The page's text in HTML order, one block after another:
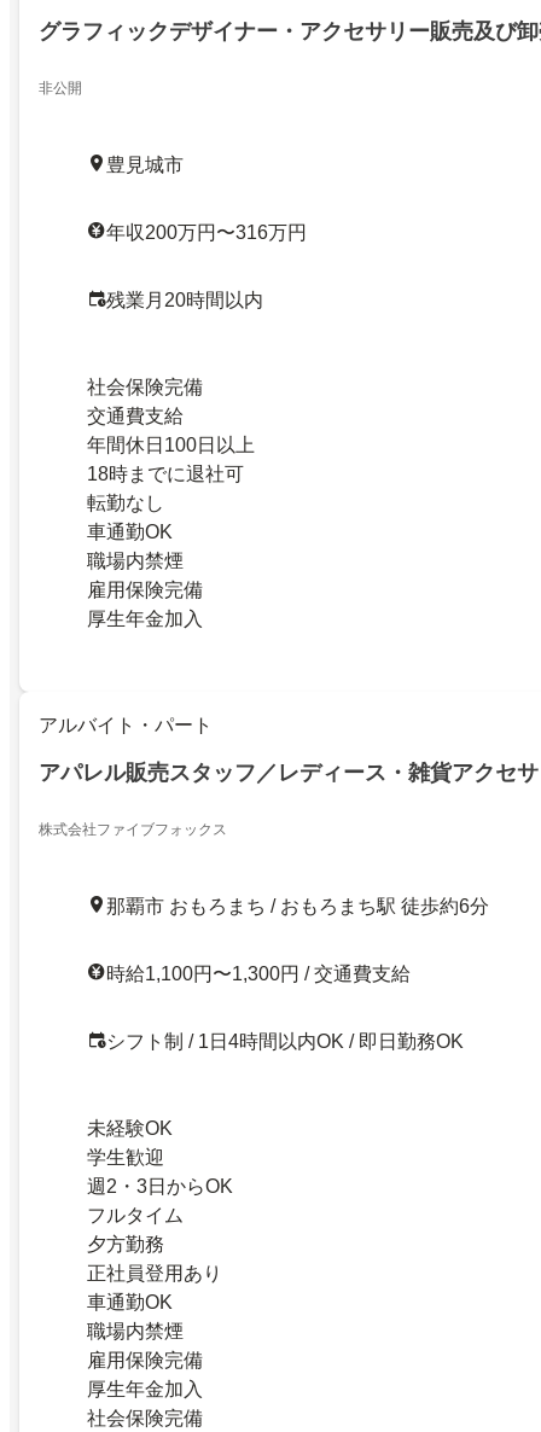
グラフィックデザイナー・アクセサリー販売及び
非公開
豊見城市
年収200万円〜316万円
残業月20時間以内
社会保険完備
交通費支給
年間休日100日以上
18時までに退社可
転勤なし
車通勤OK
職場内禁煙
雇用保険完備
厚生年金加入
アルバイト・パート
アパレル販売スタッフ／レディース・雑貨アクセ
株式会社ファイブフォックス
那覇市 おもろまち / おもろまち駅 徒歩約6分
時給1,100円〜1,300円 / 交通費支給
シフト制 / 1日4時間以内OK / 即日勤務OK
未経験OK
学生歓迎
週2・3日からOK
フルタイム
夕方勤務
正社員登用あり
車通勤OK
職場内禁煙
雇用保険完備
厚生年金加入
社会保険完備